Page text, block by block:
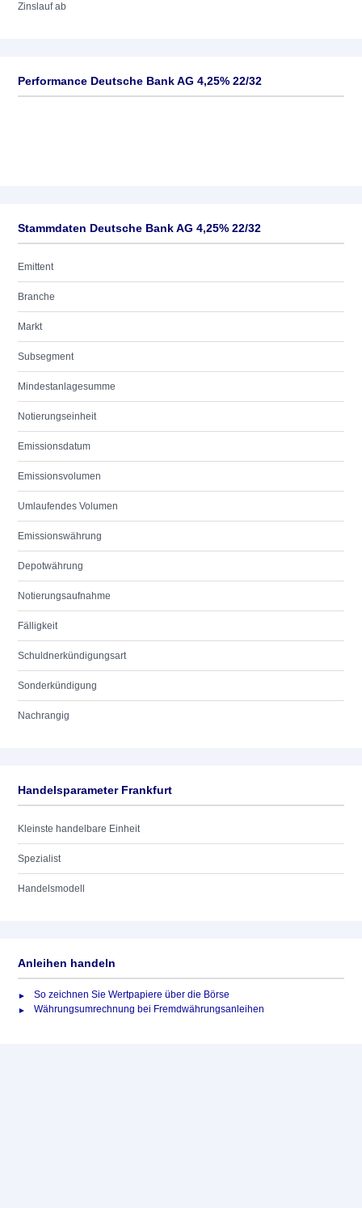
Zinslauf ab
Performance Deutsche Bank AG 4,25% 22/32
Stammdaten Deutsche Bank AG 4,25% 22/32
Emittent
Branche
Markt
Subsegment
Mindestanlagesumme
Notierungseinheit
Emissionsdatum
Emissionsvolumen
Umlaufendes Volumen
Emissionswährung
Depotwährung
Notierungsaufnahme
Fälligkeit
Schuldnerkündigungsart
Sonderkündigung
Nachrangig
Handelsparameter Frankfurt
Kleinste handelbare Einheit
Spezialist
Handelsmodell
Anleihen handeln
So zeichnen Sie Wertpapiere über die Börse
Währungsumrechnung bei Fremdwährungsanleihen